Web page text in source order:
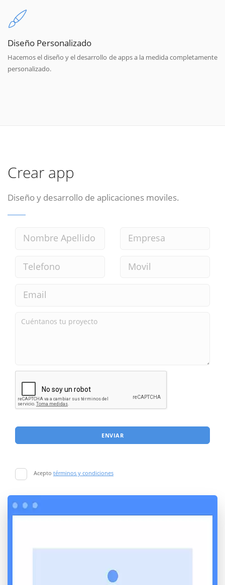
Diseño Personalizado
Hacemos el diseño y el desarrollo de apps a la medida completamente
personalizado.
Crear app
Diseño y desarrollo de aplicaciones moviles.
ENVIAR
Acepto términos y condiciones